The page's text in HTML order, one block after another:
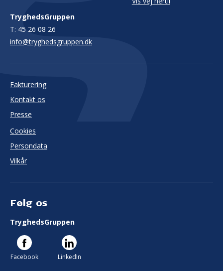
TryghedsGruppen
T: 45 26 08 26
info@tryghedsgruppen.dk
Fakturering
Kontakt os
Presse
Cookies
Persondata
Vilkår
Følg os
TryghedsGruppen
Facebook LinkedIn